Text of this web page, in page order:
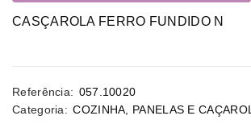
CASÇAROLA FERRO FUNDIDO N
Referência: 057.10020
Categoria: COZINHA PANELAS E